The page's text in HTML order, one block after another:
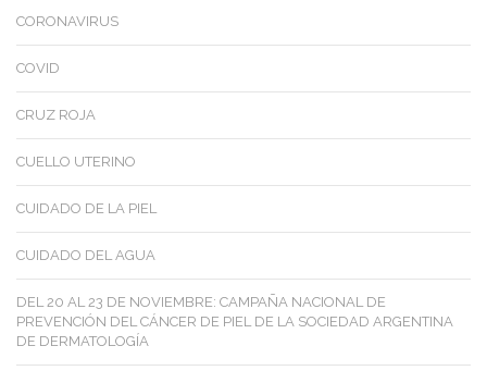
CORONAVIRUS
COVID
CRUZ ROJA
CUELLO UTERINO
CUIDADO DE LA PIEL
CUIDADO DEL AGUA
DEL 20 AL 23 DE NOVIEMBRE: CAMPAÑA NACIONAL DE
PREVENCIÓN DEL CÁNCER DE PIEL DE LA SOCIEDAD ARGENTINA
DE DERMATOLOGÍA